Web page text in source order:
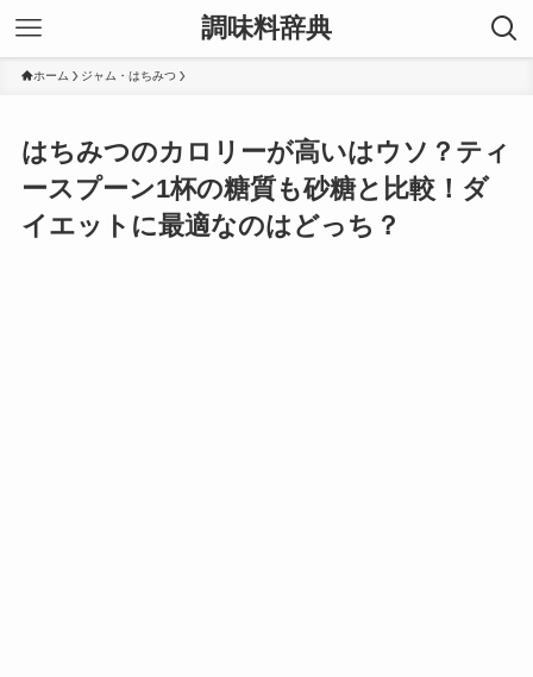
調味料辞典
ホーム ジャム・はちみつ
はちみつのカロリーが高いはウソ？ティ
ースプーン1杯の糖質も砂糖と比較！ダ
イエットに最適なのはどっち？